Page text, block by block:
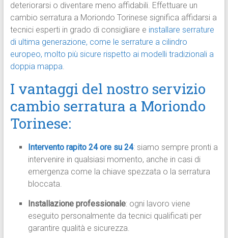
deteriorarsi o diventare meno affidabili. Effettuare un
cambio serratura a Moriondo Torinese significa affidarsi a
tecnici esperti in grado di consigliare e installare serrature
di ultima generazione, come le serrature a cilindro
europeo, molto più sicure rispetto ai modelli tradizionali a
doppia mappa.
I vantaggi del nostro servizio
cambio serratura a Moriondo
Torinese:
Intervento rapito 24 ore su 24: siamo sempre pronti a
intervenire in qualsiasi momento, anche in casi di
emergenza come la chiave spezzata o la serratura
bloccata.
Installazione professionale: ogni lavoro viene
eseguito personalmente da tecnici qualificati per
garantire qualità e sicurezza.